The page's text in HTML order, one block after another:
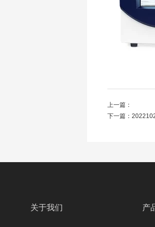
上一篇：
下一篇：
关于我们 产